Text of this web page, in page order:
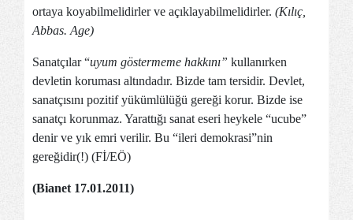
ortaya koyabilmelidirler ve açıklayabilmelidirler. (Kılıç,
Abbas. Age)
Sanatçılar “uyum göstermeme hakkını” kullanırken
devletin koruması altındadır. Bizde tam tersidir. Devlet,
sanatçısını pozitif yükümlülüğü gereği korur. Bizde ise
sanatçı korunmaz. Yarattığı sanat eseri heykele “ucube”
denir ve yık emri verilir. Bu “ileri demokrasi”nin
gereğidir(!) (Fİ/EÖ)
(Bianet 17.01.2011)